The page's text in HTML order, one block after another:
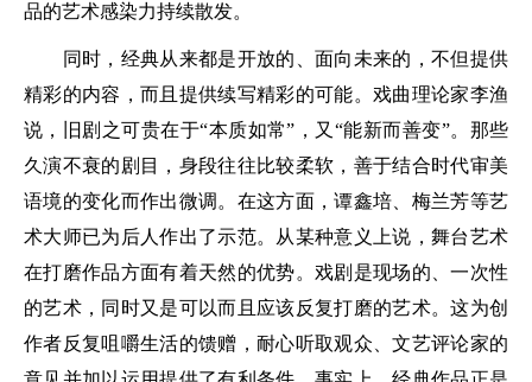
品的艺术感染力持续散发。
同时，经典从来都是开放的、面向未来的，不但提供
精彩的内容，而且提供续写精彩的可能。戏曲理论家李渔
说，旧剧之可贵在于“本质如常”，又“能新而善变”。那些
久演不衰的剧目，身段往往比较柔软，善于结合时代审美
语境的变化而作出微调。在这方面，谭鑫培、梅兰芳等艺
术大师已为后人作出了示范。从某种意义上说，舞台艺术
在打磨作品方面有着天然的优势。戏剧是现场的、一次性
的艺术，同时又是可以而且应该反复打磨的艺术。这为创
作者反复咀嚼生活的馈赠，耐心听取观众、文艺评论家的